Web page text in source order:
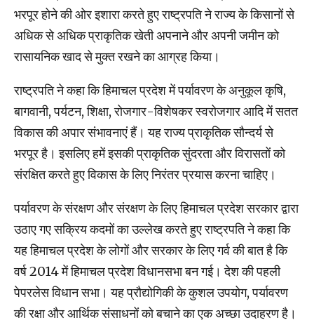
भरपूर होने की ओर इशारा करते हुए राष्ट्रपति ने राज्य के किसानों से
अधिक से अधिक प्राकृतिक खेती अपनाने और अपनी जमीन को
रासायनिक खाद से मुक्त रखने का आग्रह किया।
राष्ट्रपति ने कहा कि हिमाचल प्रदेश में पर्यावरण के अनुकूल कृषि,
बागवानी, पर्यटन, शिक्षा, रोजगार-विशेषकर स्वरोजगार आदि में सतत
विकास की अपार संभावनाएं हैं। यह राज्य प्राकृतिक सौन्दर्य से
भरपूर है। इसलिए हमें इसकी प्राकृतिक सुंदरता और विरासतों को
संरक्षित करते हुए विकास के लिए निरंतर प्रयास करना चाहिए।
पर्यावरण के संरक्षण और संरक्षण के लिए हिमाचल प्रदेश सरकार द्वारा
उठाए गए सक्रिय कदमों का उल्लेख करते हुए राष्ट्रपति ने कहा कि
यह हिमाचल प्रदेश के लोगों और सरकार के लिए गर्व की बात है कि
वर्ष 2014 में हिमाचल प्रदेश विधानसभा बन गई। देश की पहली
पेपरलेस विधान सभा। यह प्रौद्योगिकी के कुशल उपयोग, पर्यावरण
की रक्षा और आर्थिक संसाधनों को बचाने का एक अच्छा उदाहरण है।